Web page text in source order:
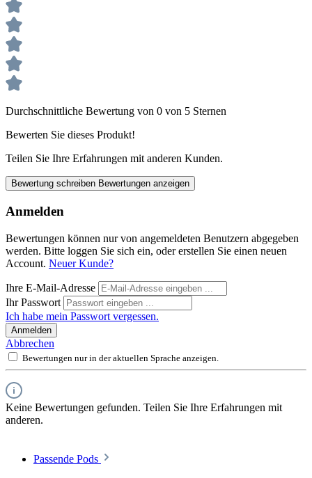
Durchschnittliche Bewertung von 0 von 5 Sternen
Bewerten Sie dieses Produkt!
Teilen Sie Ihre Erfahrungen mit anderen Kunden.
Bewertung schreiben Bewertungen anzeigen
Anmelden
Bewertungen können nur von angemeldeten Benutzern abgegeben
werden. Bitte loggen Sie sich ein, oder erstellen Sie einen neuen
Account. Neuer Kunde?
Ihre E-Mail-Adresse
Ihr Passwort
Ich habe mein Passwort vergessen.
Anmelden
Abbrechen
Bewertungen nur in der aktuellen Sprache anzeigen.
Keine Bewertungen gefunden. Teilen Sie Ihre Erfahrungen mit
anderen.
Passende Pods